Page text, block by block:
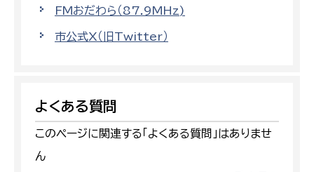
FMおだわら（87.9MHz)
市公式X（旧Twitter）
よくある質問
このページに関連する「よくある質問」はありませ
ん